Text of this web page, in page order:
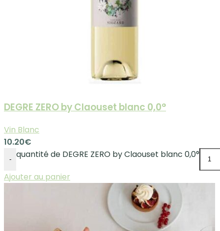
DEGRE ZERO by Claouset blanc 0,0°
Vin Blanc
10.20€
-
quantité de DEGRE ZERO by Claouset blanc 0,0°
Ajouter au panier